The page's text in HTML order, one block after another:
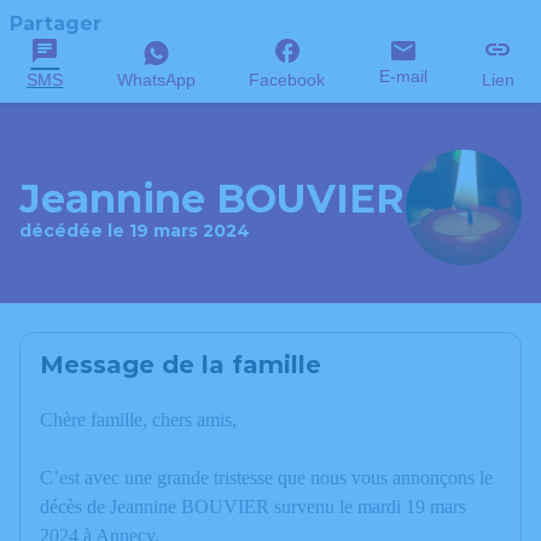
Partager
SMS WhatsApp Facebook E-mail Lien
Jeannine BOUVIER
décédée le 19 mars 2024
Message de la famille
Chère famille, chers amis,
C’est avec une grande tristesse que nous vous annonçons le
décès de Jeannine BOUVIER survenu le mardi 19 mars
2024 à Annecy.